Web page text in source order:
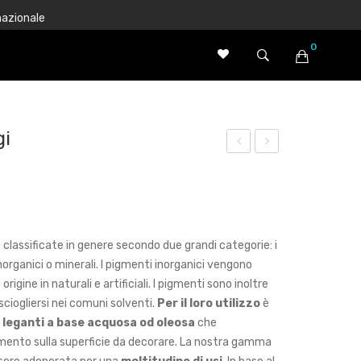
0
dal
o
Con
d’In
zza
in genere secondo due grandi categorie: i
o minerali. I pigmenti inorganici vengono
in naturali e artificiali. I pigmenti sono inoltre
nei comuni solventi. Per il loro utilizzoè
a base acquosa od oleosa che
sulla superficie da decorare. La nostra gamma